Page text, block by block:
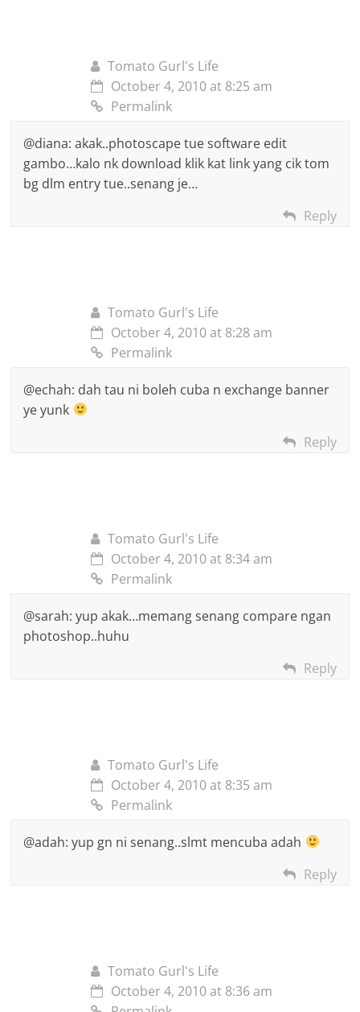
Tomato Gurl's Life
October 4, 2010 at 8:25 am
Permalink
@diana: akak..photoscape tue software edit
gambo…kalo nk download klik kat link yang cik tom
bg dlm entry tue..senang je…
Reply
Tomato Gurl's Life
October 4, 2010 at 8:28 am
Permalink
@echah: dah tau ni boleh cuba n exchange banner
ye yunk
Reply
Tomato Gurl's Life
October 4, 2010 at 8:34 am
Permalink
@sarah: yup akak…memang senang compare ngan
photoshop..huhu
Reply
Tomato Gurl's Life
October 4, 2010 at 8:35 am
Permalink
@adah: yup gn ni senang..slmt mencuba adah
Reply
Tomato Gurl's Life
October 4, 2010 at 8:36 am